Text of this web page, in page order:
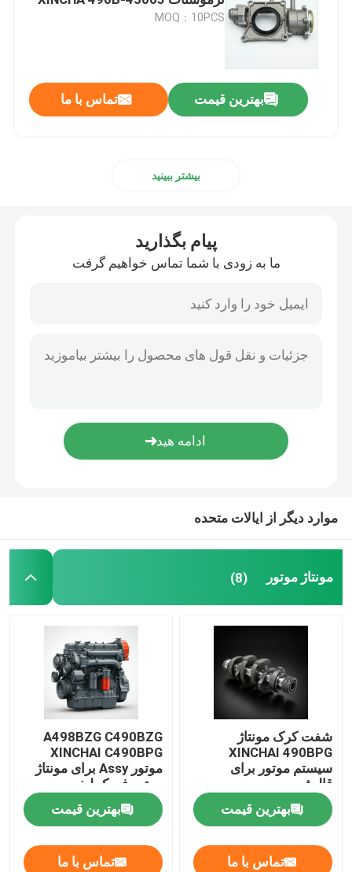
مجموعه سر سیلندر و سیستم شیر
مونتاژ قطارهای ماشین آلات زمانبندی
سیستم خنک کننده
کفش ترمز
MOQ：10PCS
بهترین قیمت تماس با ما
بیشتر ببینید
پیام بگذارید
ما به زودی با شما تماس خواهیم گرفت
موارد دیگر از ایالات متحده
مونتاژ موتور (8)
شفت کرک مونتاژ
XINCHAI 490BPG
سیستم موتور برای
قالیشویی
بهترین قیمت
تماس با ما
A498BZG C490BZG
XINCHAI C490BPG
موتور Assy برای مونتاژ
موتور فورک لیفت
بهترین قیمت
تماس با ما